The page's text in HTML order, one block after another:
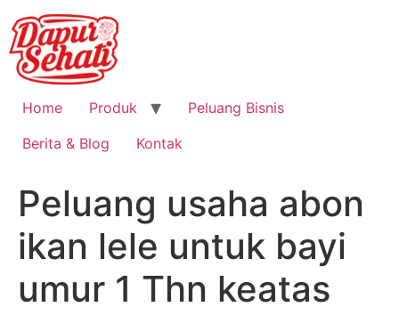
Home Produk
Peluang Bisnis
Berita & Blog
Kontak
Peluang usaha abon
ikan lele untuk bayi
umur 1 Thn keatas